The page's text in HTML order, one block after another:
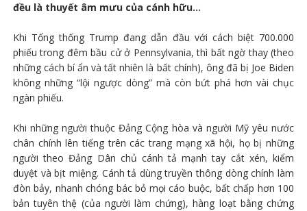
đều là thuyết âm mưu của cánh hữu...
Khi Tổng thống Trump đang dẫn đầu với cách biệt 700.000
phiếu trong đêm bầu cử ở Pennsylvania, thì bất ngờ thay (theo
những cách bí ẩn và tất nhiên là bất chính), ông đã bị Joe Biden
không những “lội ngược dòng” mà còn bứt phá hơn vài chục
ngàn phiếu.
Khi những người thuộc Đảng Cộng hòa và người Mỹ yêu nước
chân chính lên tiếng trên các trang mạng xã hội, họ bị những
người theo Đảng Dân chủ cánh tả mạnh tay cắt xén, kiểm
duyệt và bịt miệng. Cánh tả dùng truyền thông dòng chính làm
đòn bảy, nhanh chóng bác bỏ mọi cáo buộc, bất chấp hơn 100
bản tuyên thệ (của người làm chứng), hàng loạt bằng chứng